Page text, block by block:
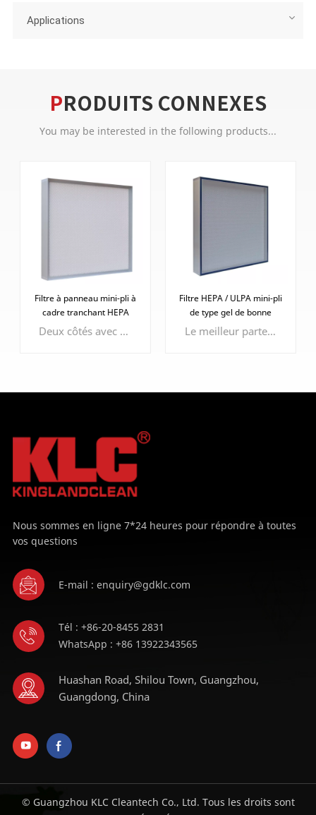
Applications
PRODUITS CONNEXES
You may be interested in the following products...
Filtre à panneau mini-pli à
cadre tranchant HEPA
Deux côtés avec protection faciale époxy pour protéger le média filtrant
APPRENDRE
ENCORE PLUS
Filtre HEPA / ULPA mini-pli
de type gel de bonne
étanchéité
Le meilleur partenaire du cadre tranchant, des performances d'étanchéité plus efficaces et efficientes.
Nous sommes en ligne 7*24 heures pour répondre à toutes
vos questions
E-mail : enquiry@gdklc.com
Tél : +86-20-8455 2831
WhatsApp : +86 13922343565
Huashan Road, Shilou Town, Guangzhou,
Guangdong, China
© Guangzhou KLC Cleantech Co., Ltd. Tous les droits sont